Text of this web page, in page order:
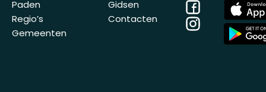
Paden
Regio’s
Gemeenten
Gidsen
Contacten
Facebook
Instagram
App
Store
App
Store